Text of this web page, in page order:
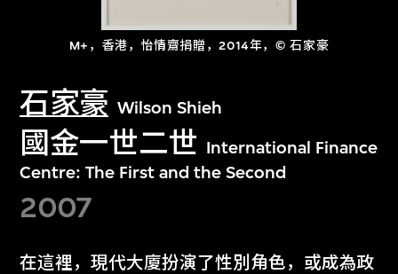
M+，香港，怡情齋捐贈，2014年，© 石家豪
石家豪 Wilson Shieh
國金一世二世 International Finance
Centre: The First and the Second
2007
在這裡，現代大廈扮演了性別角色，或成為政